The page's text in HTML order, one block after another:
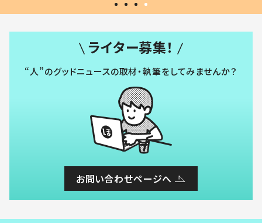
ライター募集！
“人”のグッドニュースの取材・執筆をしてみませんか？
お問い合わせページへ